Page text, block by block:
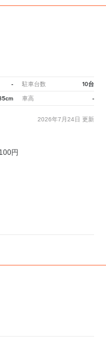
- 駐車台数 10台
車高 -
2026年7月24日 更新
円